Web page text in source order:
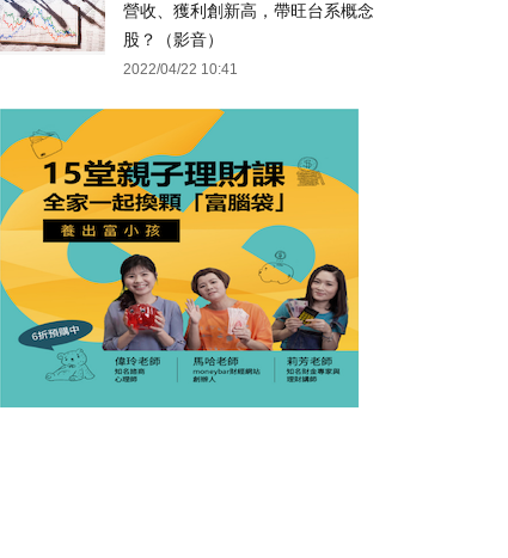
營收、獲利創新高，帶旺台系概念
股？（影音）
2022/04/22 10:41